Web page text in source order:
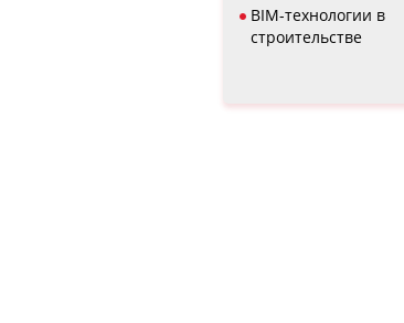
BIM-технологии в
строительстве